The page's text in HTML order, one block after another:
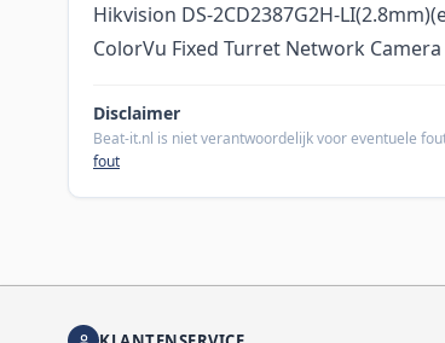
Hikvision DS-2CD2387G2H-
ColorVu Fixed Turret Network Camera
Disclaimer
Beat-it.nl is niet verantwoordelijk voor eventuele
fout